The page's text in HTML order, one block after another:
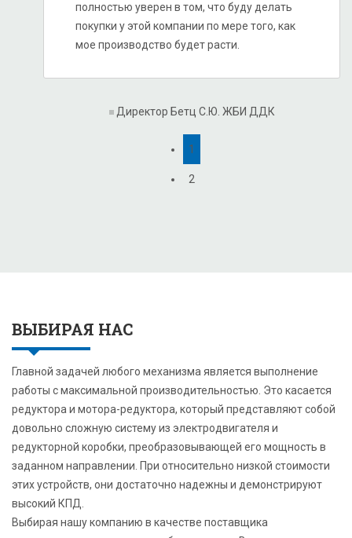
полностью уверен в том, что буду делать
покупки у этой компании по мере того, как
мое производство будет расти.
Директор Бетц С.Ю. ЖБИ ДДК
1
2
ВЫБИРАЯ НАС
Главной задачей любого механизма является выполнение
работы с максимальной производительностью. Это касается
редуктора и мотора-редуктора, который представляют собой
довольно сложную систему из электродвигателя и
редукторной коробки, преобразовывающей его мощность в
заданном направлении. При относительно низкой стоимости
этих устройств, они достаточно надежны и демонстрируют
высокий КПД.
Выбирая нашу компанию в качестве поставщика